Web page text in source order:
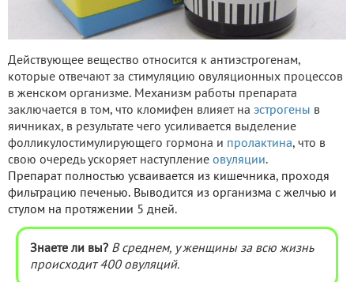
Действующее вещество относится к антиэстрогенам,
которые отвечают за стимуляцию овуляционных процессов
в женском организме. Механизм работы препарата
заключается в том, что кломифен влияет на эстрогены в
яичниках, в результате чего усиливается выделение
фолликулостимулирующего гормона и пролактина, что в
свою очередь ускоряет наступление овуляции.
Препарат полностью усваивается из кишечника, проходя
фильтрацию печенью. Выводится из организма с желчью и
стулом на протяжении 5 дней.
Знаете ли вы? В среднем, у женщины за всю жизнь
происходит 400 овуляций.